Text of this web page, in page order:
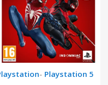
- Playstation 5